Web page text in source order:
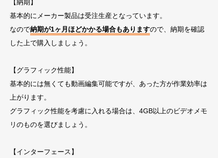
【納期】
基本的にメーカー製品は受注生産となっています。
なので納期が1ヶ月ほどかかる場合もありますので、納期を確認
した上で購入しましょう。
【グラフィック性能】
基本的には無くても動画編集可能ですが、あった方が作業効率は
上がります。
グラフィック性能を考慮に入れる場合は、4GB以上のビデオメモ
リのものを選びましょう。
【インターフェース】